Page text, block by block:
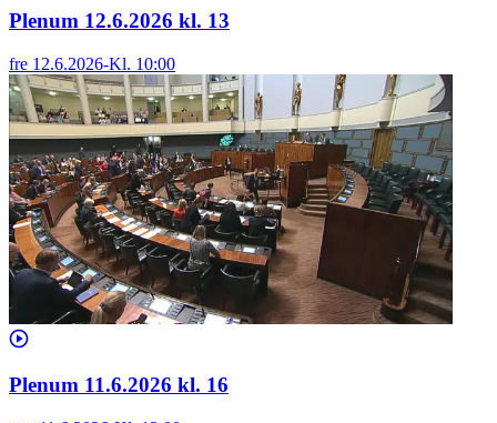
Plenum 12.6.2026 kl. 13
fre 12.6.2026-Kl. 10:00
Plenum 11.6.2026 kl. 16